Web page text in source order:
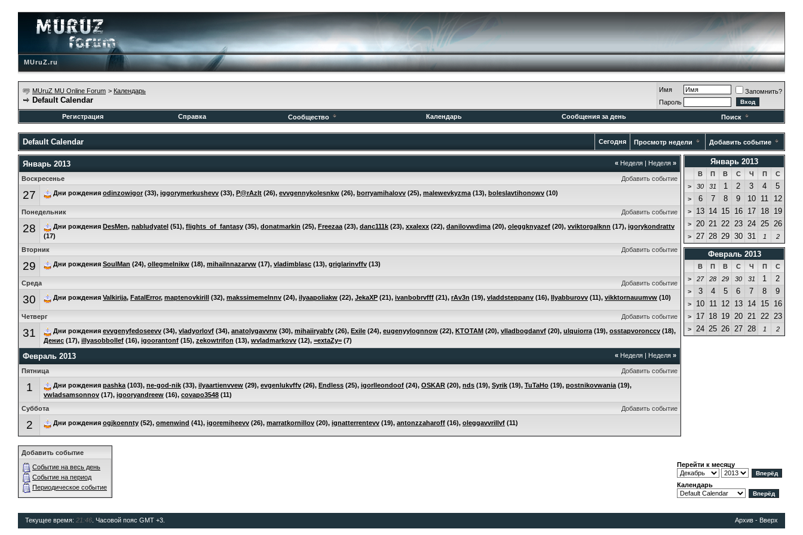
MUruZ.ru
MUruZ MU Online Forum > Календарь
Default Calendar
Имя
Запомнить?
Пароль
Регистрация
Справка Сообщество Календарь Сообщения за день Поиск
Default Calendar Сегодня Просмотр недели Добавить событие
« Неделя | Неделя »
Январь 2013
Добавить событие
Воскресенье
27 Дни рождения odinzowigor(33), iggorymerkushevv (33), P@rAzIt (26), evvgennykolesnkw (26), borryamihalovv (25), malewevkyzma(13), boleslavtihonowv (10)
Добавить событие
Понедельник
28 Дни рождения DesMen, nabludyatel (51), flights_of_fantasy (35), donatmarkin (25), Freezaa(23), danc111k (23), xxalexx (22), danilovwdima(20), oleggknyazef (20), vviktorgalknn (17), igorykondrattv
(17)
Добавить событие
Вторник
29 Дни рождения SoulMan (24), ollegmelnikw (18), mihailnnazarvw (17), vladimblasc (13), griglarinvffv (13)
Добавить событие
Среда
30 Дни рождения Valkirija, FatalError, maptenovkirill (32), makssimemelnnv (24), ilyaapoliakw (22), JekaXP (21), ivanbobrvfff (21), rAv3n (19), vladdsteppanv (16), Ilyabburovv (11), vikktornauumvw (10)
Добавить событие
Четверг
31 Дни рождения evvgenyfedoseevv (34), vladyorlovf (34), anatolygavvrw (30), mihaiiryabfv (26), Exile (24), eugenyylognnow (22), KTOTAM (20), vlladbogdanvf (20), ulquiorra(19), osstapvoronccv (18),
Денис (17), illyasobbollef (16), igoorantonf (15), zekowtrifon (13), wvladmarkovv (12), =extaZy= (7)
« Неделя | Неделя »
Февраль 2013
Добавить событие
Пятница
1 Дни рождения pashka(103), ne-god-nik (33), ilyaartienvvew (29), evgenlukvffv (26), Endless (25), igorlleondoof (24), OSKAR (20), nds (19), Syrik (19), TuTaHo (19), postnikovwania(19),
vwladsamsonnov (17), igooryandreew (16), covapo3548 (11)
Добавить событие
Суббота
2 Дни рождения ogjkoennty (52), omenwind (41), igoremiheevv (26), marratkornillov (20), ignatterrentevv (19), antonzzaharoff (16), oleggavvrillvf (11)
Январь 2013
В П В С Ч П
С
>
30 31 1 2 3 4 5
> 6 7 8 9 10 11 12
> 13 14 15 16 17 18 19
> 20 21 22 23 24 25 26
> 27 28 29 30 31 1 2
Февраль 2013
В П В С Ч П
С
>
27 28 29 30 31 1 2
> 3 4 5 6 7 8 9
> 10 11 12 13 14 15 16
> 17 18 19 20 21 22 23
> 24 25 26 27 28 1 2
Добавить событие
Событие на весь день
Событие на период
Периодическое событие
Перейти к месяцу
Календарь
Текущее время: 21:46 . Часовой пояс GMT +3. Архив - Вверх